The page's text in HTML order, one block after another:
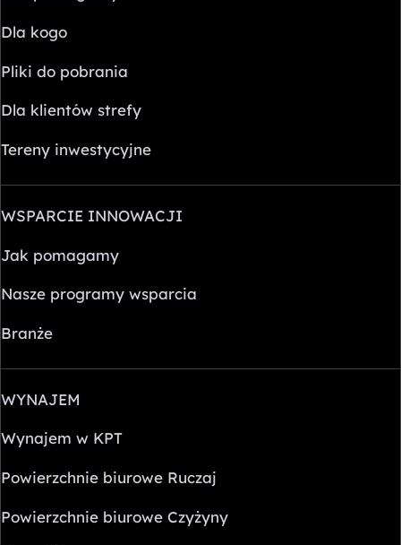
Dla kogo
Pliki do pobrania
Dla klientów strefy
Tereny inwestycyjne
WSPARCIE INNOWACJI
Jak pomagamy
Nasze programy wsparcia
Branże
WYNAJEM
Wynajem w KPT
Powierzchnie biurowe Ruczaj
Powierzchnie biurowe Czyżyny